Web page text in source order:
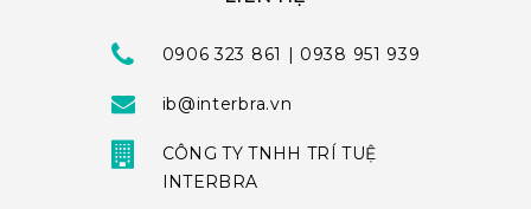
0906 323 861 | 0938 951 939
ib@interbra.vn
CÔNG TY TNHH TRÍ TUỆ
INTERBRA